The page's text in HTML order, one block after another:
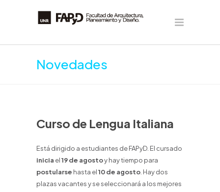
Novedades
Curso de Lengua Italiana
Está dirigido a estudiantes de FAPyD. El cursado
inicia el19 de agostoy hay tiempo para
postularse hasta el10 de agosto . Hay dos
plazas vacantes y se seleccionará a los mejores